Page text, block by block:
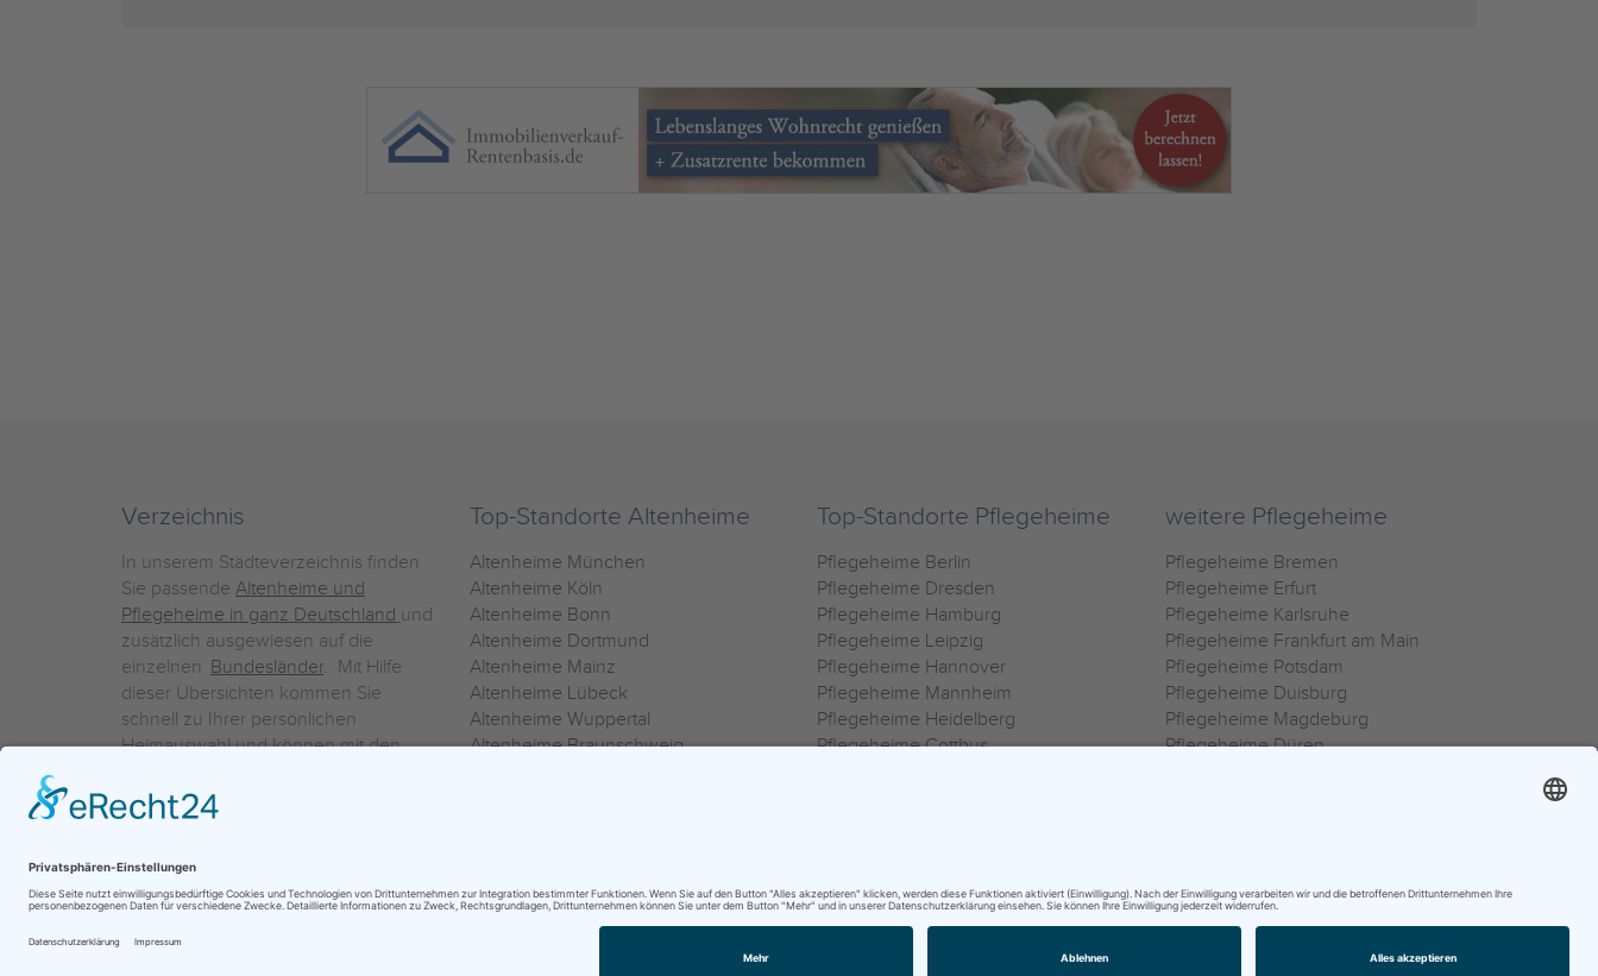
Verzeichnis
In unserem Städteverzeichnis finden
Sie passende Altenheime und
Pflegeheime in ganz Deutschland und
zusätzlich ausgewiesen auf die
einzelnen Bundesländer. Mit Hilfe
dieser Übersichten kommen Sie
schnell zu Ihrer persönlichen
Heimauswahl und können mit den
einzelnen Häuser Leistungsvergleiche
vornehmen.
Top-Standorte Altenheime
Altenheime München
Altenheime Köln
Altenheime Bonn
Altenheime Dortmund
Altenheime Mainz
Altenheime Lübeck
Altenheime Wuppertal
Altenheime Braunschweig
Top-Standorte Pflegeheime
Pflegeheime Berlin
Pflegeheime Dresden
Pflegeheime Hamburg
Pflegeheime Leipzig
Pflegeheime Hannover
Pflegeheime Mannheim
Pflegeheime Heidelberg
Pflegeheime Cottbus
weitere Pflegeheime
Pflegeheime Bremen
Pflegeheime Erfurt
Pflegeheime Karlsruhe
Pflegeheime Frankfurt am Main
Pflegeheime Potsdam
Pflegeheime Duisburg
Pflegeheime Magdeburg
Pflegeheime Düren
0800 800 666 0